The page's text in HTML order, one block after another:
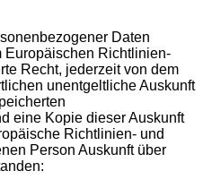
Daten
Europäischen Richtlinien-
Recht, jederzeit von dem
unentgeltliche Auskunft
eine Kopie dieser Auskunft
Richtlinien- und
Person Auskunft über